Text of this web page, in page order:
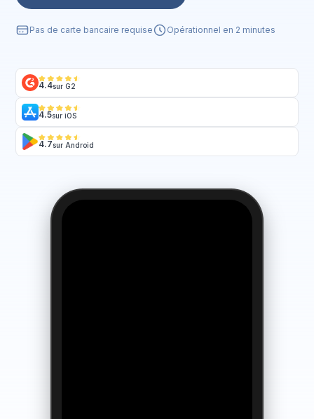
Pas de carte bancaire requise Opérationnel en 2 minutes
4.4sur G2
4.5sur iOS
4.7sur Android